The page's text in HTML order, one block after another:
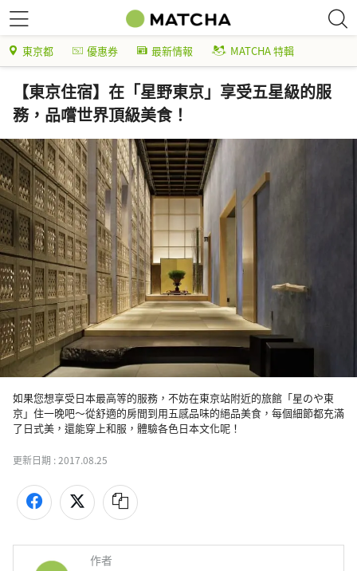
東京都 優惠券 最新情報 MATCHA 特輯
【東京住宿】在「星野東京」享受五星級的服
務，品嚐世界頂級美食！
如果您想享受日本最高等的服務，不妨在東京站附近的旅館「星のや東
京」住一晚吧～從舒適的房間到用五感品味的絕品美食，每個細節都充滿
了日式美，還能穿上和服，體驗各色日本文化呢！
更新日期 :2017.08.25
作者